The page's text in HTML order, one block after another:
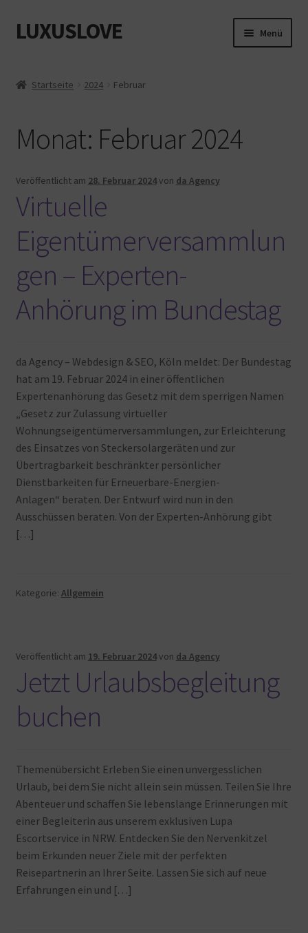
Zur
Navigation
Zum
Inhalt
LUXUSLOVE Menü
Datenschutz
Impressum
Kasse
Mein Konto
Shop
Warenkorb
Startseite 2024 Februar
Monat: Februar 2024
Veröffentlicht am 28. Februar 2024von da Agency
Virtuelle
Eigentümerversammlun
gen – Experten-
Anhörung im Bundestag
da Agency – Webdesign & SEO, Köln meldet: Der Bundestag
hat am 19. Februar 2024 in einer öffentlichen
Expertenanhörung das Gesetz mit dem sperrigen Namen
„Gesetz zur Zulassung virtueller
Wohnungseigentümerversammlungen, zur Erleichterung
des Einsatzes von Steckersolargeräten und zur
Übertragbarkeit beschränkter persönlicher
Dienstbarkeiten für Erneuerbare-Energien-
Anlagen“ beraten. Der Entwurf wird nun in den
Ausschüssen beraten. Von der Experten-Anhörung gibt
[…]
Kategorie: Allgemein
Veröffentlicht am 19. Februar 2024von da Agency
Jetzt Urlaubsbegleitung
buchen
Themenübersicht Erleben Sie einen unvergesslichen
Urlaub, bei dem Sie nicht allein sein müssen. Teilen Sie Ihre
Abenteuer und schaffen Sie lebenslange Erinnerungen mit
einer Begleiterin aus unserem exklusiven Lupa
Escortservice in NRW. Entdecken Sie den Nervenkitzel
beim Erkunden neuer Ziele mit der perfekten
Reisepartnerin an Ihrer Seite. Lassen Sie sich auf neue
Erfahrungen ein und […]